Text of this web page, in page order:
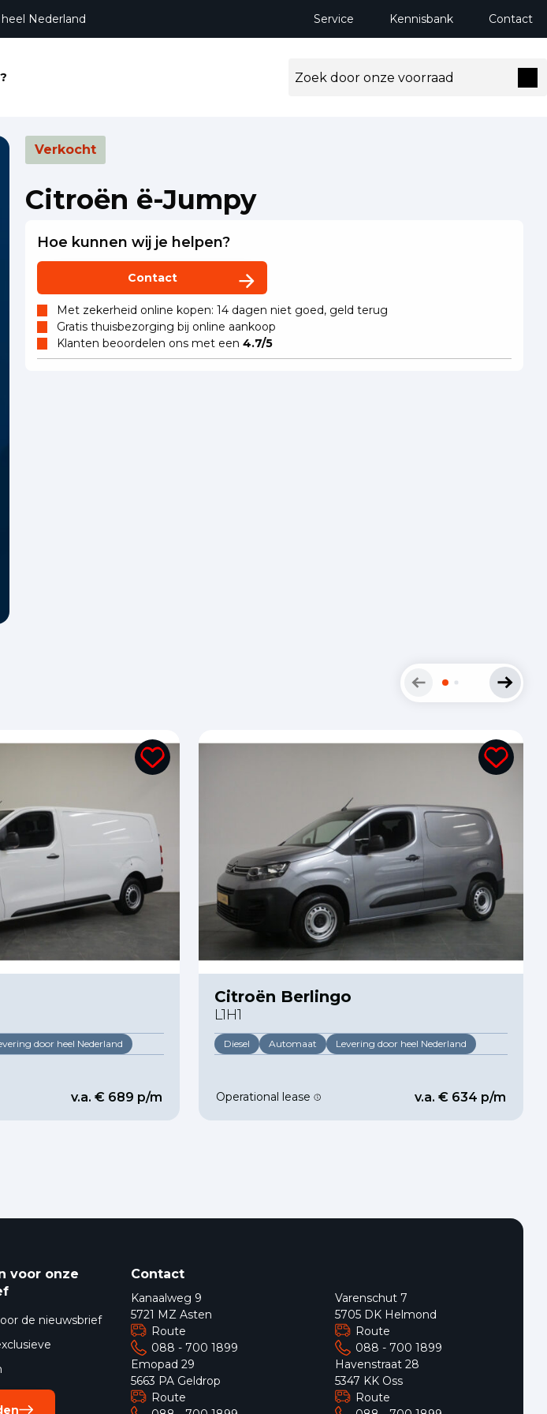
Nederland Service Kennisbank Contact
Verkocht
Citroën ë-Jumpy
Hoe kunnen wij je helpen?
Contact
Met zekerheid online kopen: 14 dagen niet goed, geld terug
Gratis thuisbezorging bij online aankoop
Klanten beoordelen ons met een 4.7/5
door heel Nederland
v.a. € 689 p/m
Citroën Berlingo
L1H1
Diesel Automaat Levering door heel Nederland
Operational lease v.a. € 634 p/m
voor onze
de nieuwsbrief
Contact
Kanaalweg 9
5721 MZ Asten
Route
088 - 700 1899
Emopad 29
5663 PA Geldrop
Route
Varenschut 7
5705 DK Helmond
Route
088 - 700 1899
Havenstraat 28
5347 KK Oss
Route